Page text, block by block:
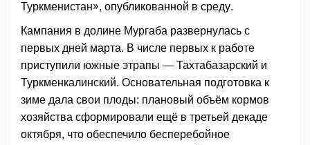
Туркменистан», опубликованной в среду.
Кампания в долине Мургаба развернулась с
первых дней марта. В числе первых к работе
приступили южные этрапы — Тахтабазарский и
Туркменкалинский. Основательная подготовка к
зиме дала свои плоды: плановый объём кормов
хозяйства сформировали ещё в третьей декаде
октября, что обеспечило бесперебойное